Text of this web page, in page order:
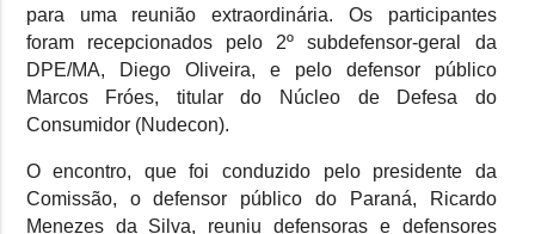
para uma reunião extraordinária. Os participantes
foram recepcionados pelo 2º subdefensor-geral da
DPE/MA, Diego Oliveira, e pelo defensor público
Marcos Fróes, titular do Núcleo de Defesa do
Consumidor (Nudecon).
O encontro, que foi conduzido pelo presidente da
Comissão, o defensor público do Paraná, Ricardo
Menezes da Silva, reuniu defensoras e defensores